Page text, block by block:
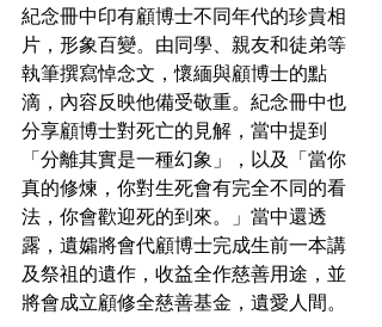
紀念冊中印有顧博士不同年代的珍貴相
片，形象百變。由同學、親友和徒弟等
執筆撰寫悼念文，懷緬與顧博士的點
滴，內容反映他備受敬重。紀念冊中也
分享顧博士對死亡的見解，當中提到
「分離其實是一種幻象」，以及「當你
真的修煉，你對生死會有完全不同的看
法，你會歡迎死的到來。」當中還透
露，遺孀將會代顧博士完成生前一本講
及祭祖的遺作，收益全作慈善用途，並
將會成立顧修全慈善基金，遺愛人間。